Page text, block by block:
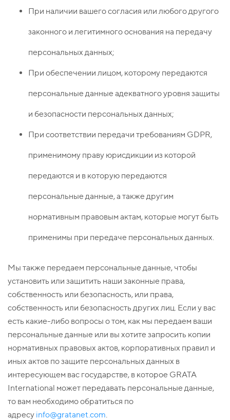
При наличии вашего согласия или любого другого
законного и легитимного основания на передачу
персональных данных;
При обеспечении лицом, которому передаются
персональные данные адекватного уровня защиты
и безопасности персональных данных;
При соответствии передачи требованиям GDPR,
применимому праву юрисдикции из которой
передаются и в которую передаются
персональные данные, а также другим
нормативным правовым актам, которые могут быть
применимы при передаче персональных данных.
Мы также передаем персональные данные, чтобы
установить или защитить наши законные права,
собственность или безопасность, или права,
собственность или безопасность других лиц. Если у вас
есть какие-либо вопросы о том, как мы передаем ваши
персональные данные или вы хотите запросить копии
нормативных правовых актов, корпоративных правил и
иных актов по защите персональных данных в
интересующем вас государстве, в которое GRATA
International может передавать персональные данные,
то вам необходимо обратиться по
адресу info@gratanet.com.